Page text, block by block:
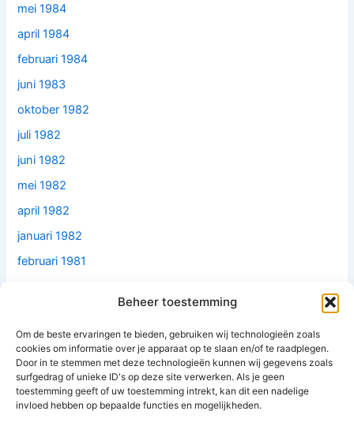
Beheer toestemming
Om de beste ervaringen te bieden, gebruiken wij technologieën zoals
cookies om informatie over je apparaat op te slaan en/of te raadplegen.
Door in te stemmen met deze technologieën kunnen wij gegevens zoals
surfgedrag of unieke ID's op deze site verwerken. Als je geen
toestemming geeft of uw toestemming intrekt, kan dit een nadelige
invloed hebben op bepaalde functies en mogelijkheden.
mei 1984
april 1984
februari 1984
juni 1983
oktober 1982
juli 1982
juni 1982
mei 1982
april 1982
januari 1982
februari 1981
mei 1977
februari 1977
mei 1976
oktober 1974